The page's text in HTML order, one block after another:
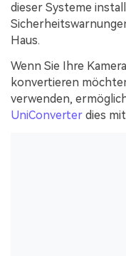
dieser Systeme
Haus.
Wenn Sie Ihre
konvertieren
verwenden,
UniConverter dies